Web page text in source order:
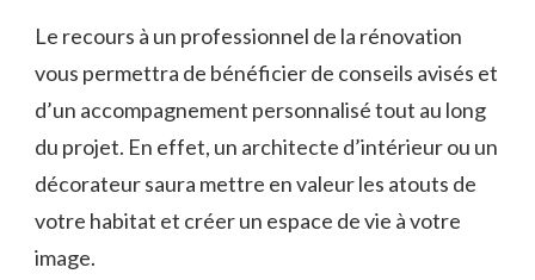
Le recours à un professionnel de la rénovation
vous permettra de bénéficier de conseils avisés et
d’un accompagnement personnalisé tout au long
du projet. En effet, un architecte d’intérieur ou un
décorateur saura mettre en valeur les atouts de
votre habitat et créer un espace de vie à votre
image.